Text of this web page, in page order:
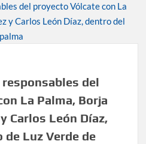
del
La Palma, Borja
Carlos León Díaz,
Luz Verde de